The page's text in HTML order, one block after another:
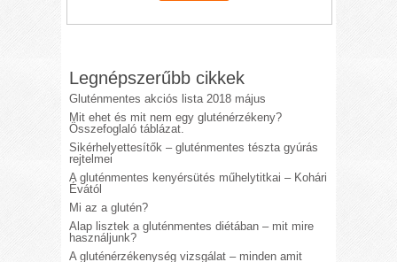
Legnépszerűbb cikkek
Gluténmentes akciós lista 2018 május
Mit ehet és mit nem egy gluténérzékeny?
Összefoglaló táblázat.
Sikérhelyettesítők – gluténmentes tészta gyúrás
rejtelmei
A gluténmentes kenyérsütés műhelytitkai – Kohári
Évától
Mi az a glutén?
Alap lisztek a gluténmentes diétában – mit mire
használjunk?
A gluténérzékenység vizsgálat – minden amit